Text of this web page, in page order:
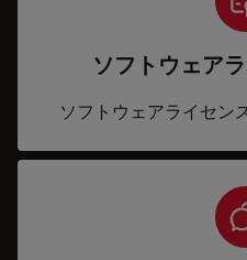
ソフトウェア
ソフトウェアライセン